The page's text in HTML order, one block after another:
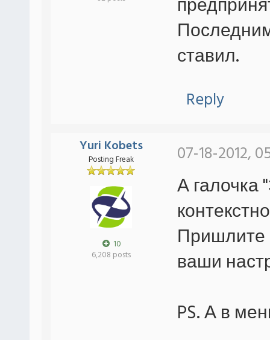
ставил.
Reply
Yuri Kobets
Posting Freak
10
6,208 posts
07-18-2012,
А галочка
Пришлите
ваши
PS. А в